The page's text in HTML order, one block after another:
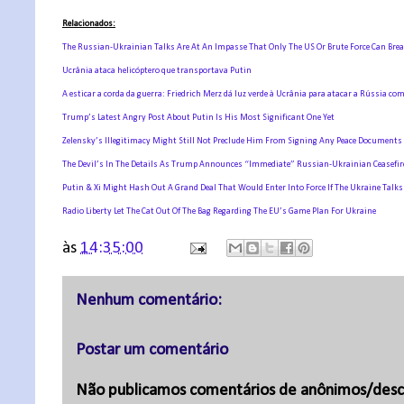
Relacionados:
The Russian-Ukrainian Talks Are At An Impasse That Only The US Or Brute Force Can
Ucrânia ataca helicóptero que transportava Putin
A esticar a corda da guerra: Friedrich Merz dá luz verde à Ucrânia para atacar a Rússia
Trump’s Latest Angry Post About Putin Is His Most Significant One Yet
Zelensky’s Illegitimacy Might Still Not Preclude Him From Signing Any Peace Documents
The Devil’s In The Details As Trump Announces “Immediate” Russian-Ukrainian
Putin & Xi Might Hash Out A Grand Deal That Would Enter Into Force If The Ukraine Talks
Radio Liberty Let The Cat Out Of The Bag Regarding The EU’s Game Plan For Ukraine
às 14:35:00
Nenhum comentário:
Postar um comentário
Não publicamos comentários de anônimos/